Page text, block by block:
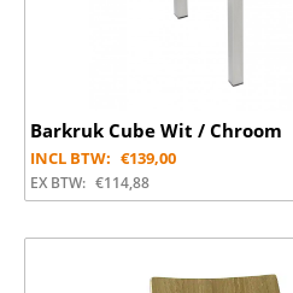
Barkruk Cube Wit / Chroom
INCL BTW: €139,00
EX BTW: €114,88